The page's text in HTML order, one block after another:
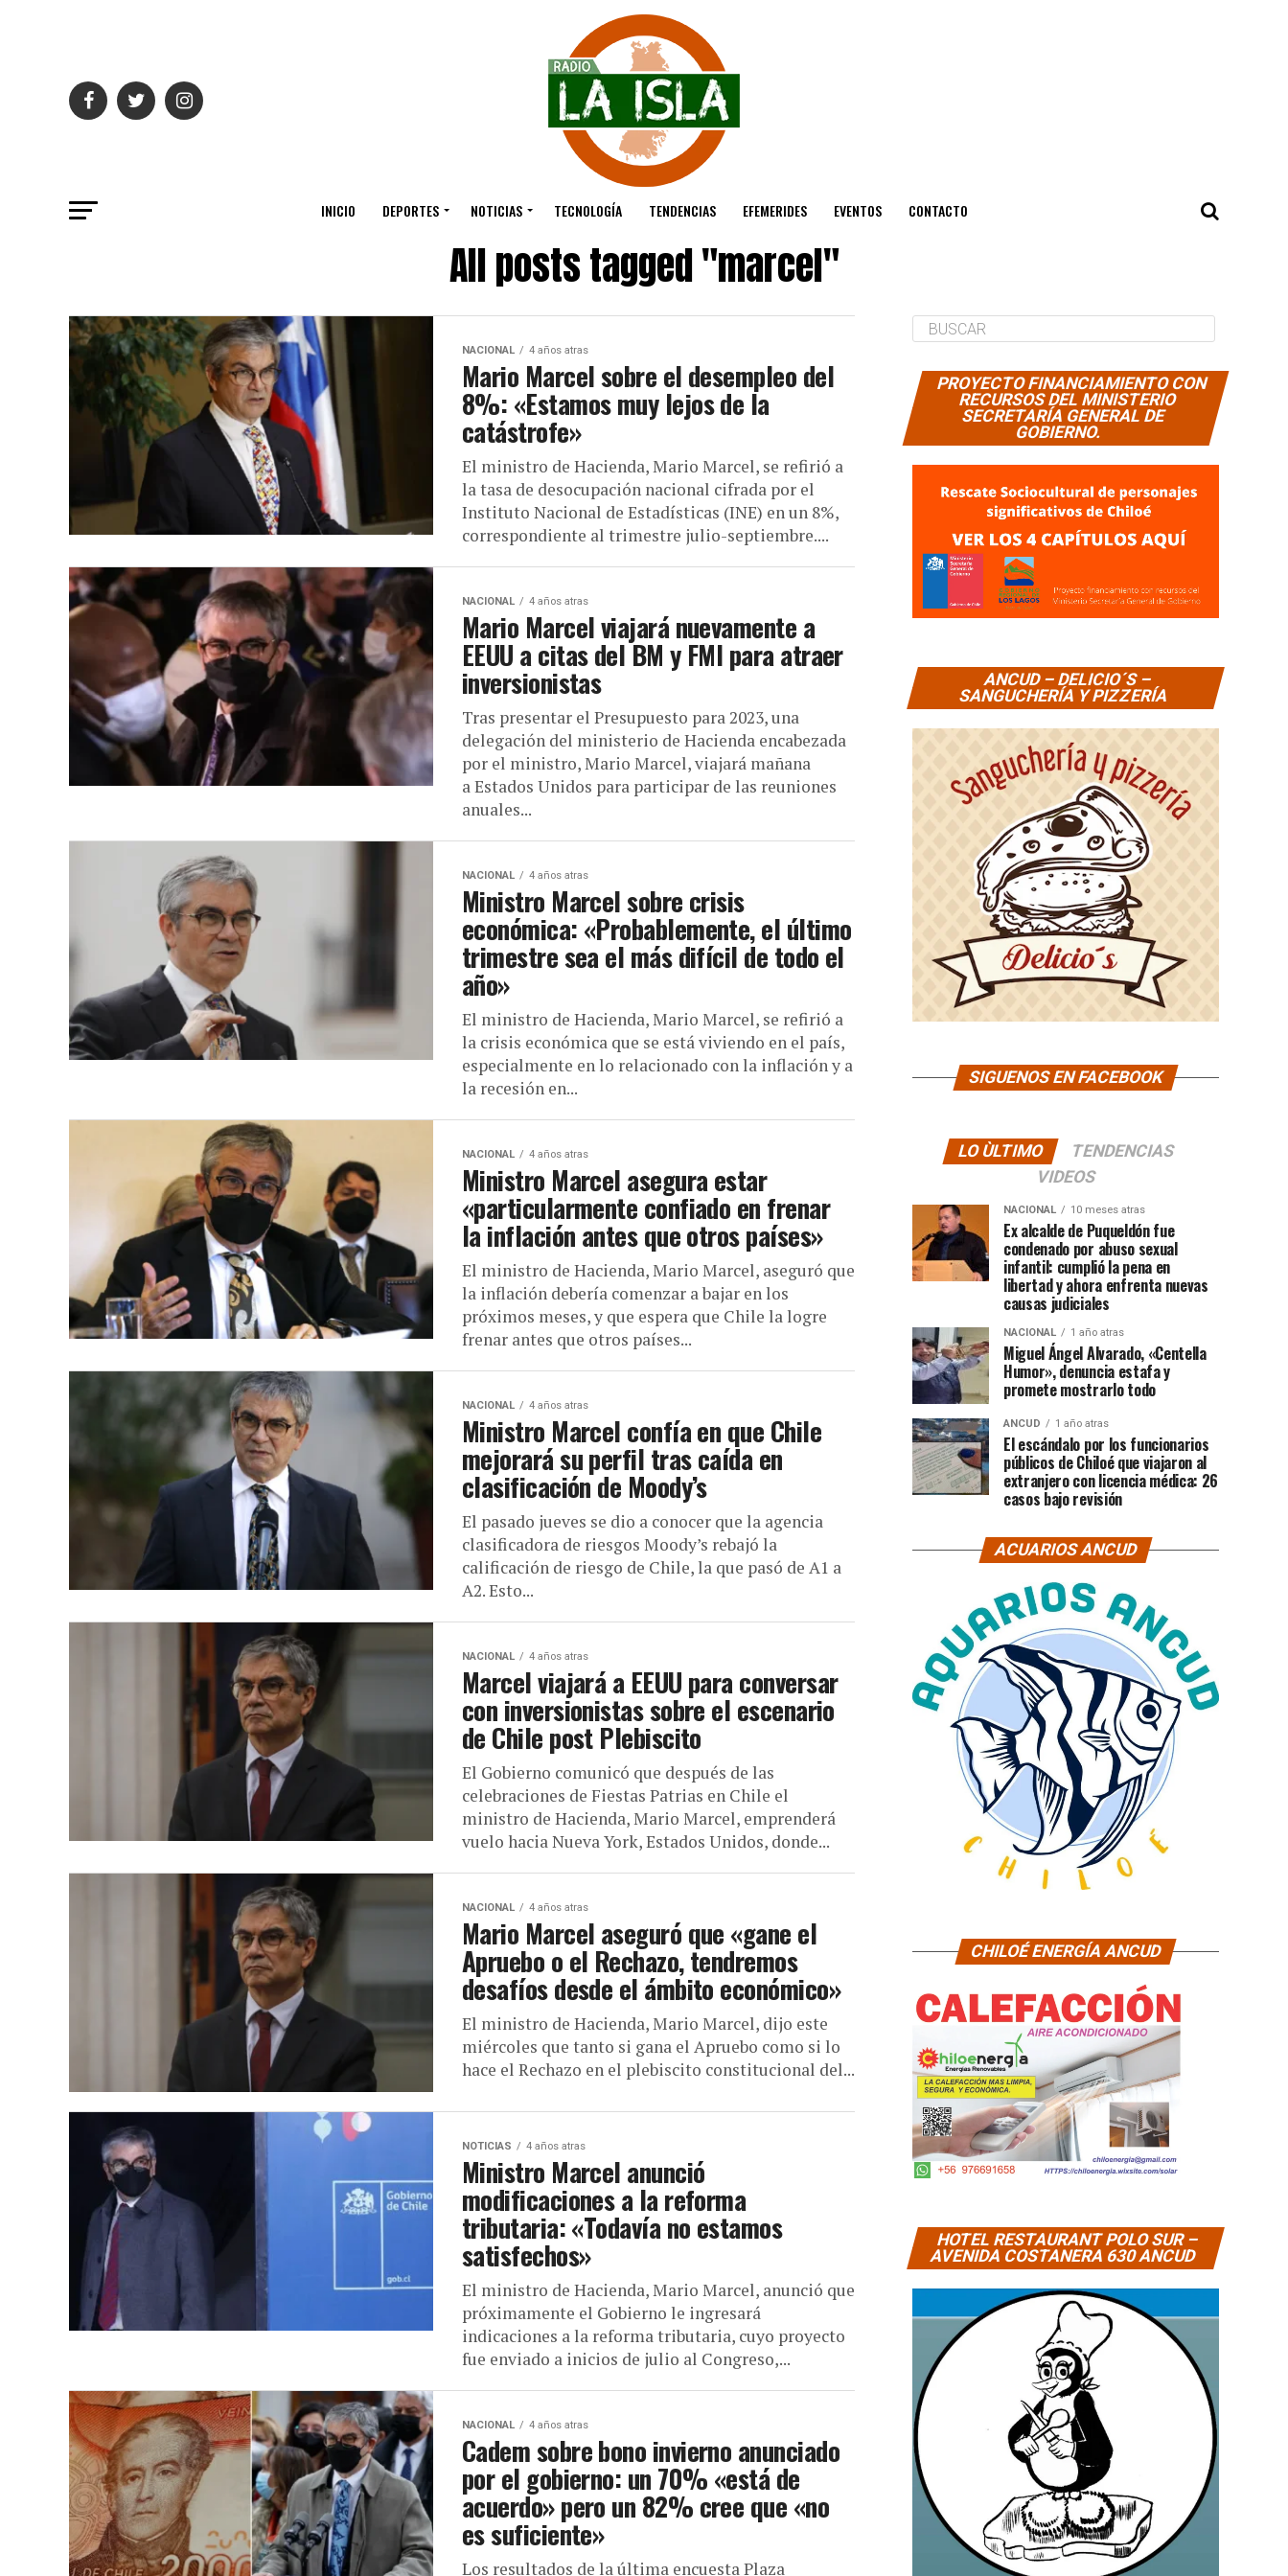
INICIO DEPORTES NOTICIAS TECNOLOGÍA TENDENCIAS EFEMERIDES EVENTOS CONTACTO
All posts tagged "marcel"
NACIONAL 4 años atras
Mario Marcel sobre el desempleo del
8%: «Estamos muy lejos de la
catástrofe»
El ministro de Hacienda, Mario Marcel, se refirió a
la tasa de desocupación nacional cifrada por el
Instituto Nacional de Estadísticas (INE) en un 8%,
correspondiente al trimestre julio-septiembre....
NACIONAL 4 años atras
Mario Marcel viajará nuevamente a
EEUU a citas del BM y FMI para atraer
inversionistas
Tras presentar el Presupuesto para 2023, una
delegación del ministerio de Hacienda encabezada
por el ministro, Mario Marcel, viajará mañana
a Estados Unidos para participar de las reuniones
anuales...
NACIONAL 4 años atras
Ministro Marcel sobre crisis
económica: «Probablemente, el último
trimestre sea el más difícil de todo el
año»
El ministro de Hacienda, Mario Marcel, se refirió a
la crisis económica que se está viviendo en el país,
especialmente en lo relacionado con la inflación y a
la recesión en...
NACIONAL 4 años atras
Ministro Marcel asegura estar
«particularmente confiado en frenar
la inflación antes que otros países»
El ministro de Hacienda, Mario Marcel, aseguró que
la inflación debería comenzar a bajar en los
próximos meses, y que espera que Chile la logre
frenar antes que otros países...
NACIONAL 4 años atras
Ministro Marcel confía en que Chile
mejorará su perfil tras caída en
clasificación de Moody’s
El pasado jueves se dio a conocer que la agencia
clasificadora de riesgos Moody’s rebajó la
calificación de riesgo de Chile, la que pasó de A1 a
A2. Esto...
NACIONAL 4 años atras
Marcel viajará a EEUU para conversar
con inversionistas sobre el escenario
de Chile post Plebiscito
El Gobierno comunicó que después de las
celebraciones de Fiestas Patrias en Chile el
ministro de Hacienda, Mario Marcel, emprenderá
vuelo hacia Nueva York, Estados Unidos, donde...
NACIONAL 4 años atras
Mario Marcel aseguró que «gane el
Apruebo o el Rechazo, tendremos
desafíos desde el ámbito económico»
El ministro de Hacienda, Mario Marcel, dijo este
miércoles que tanto si gana el Apruebo como si lo
hace el Rechazo en el plebiscito constitucional del...
NOTICIAS 4 años atras
Ministro Marcel anunció
modificaciones a la reforma
tributaria: «Todavía no estamos
satisfechos»
El ministro de Hacienda, Mario Marcel, anunció que
próximamente el Gobierno le ingresará
indicaciones a la reforma tributaria, cuyo proyecto
fue enviado a inicios de julio al Congreso,...
NACIONAL 4 años atras
Cadem sobre bono invierno anunciado
por el gobierno: un 70% «está de
acuerdo» pero un 82% cree que «no
es suficiente»
Los resultados de la última encuesta Plaza
PROYECTO FINANCIAMIENTO CON
RECURSOS DEL MINISTERIO
SECRETARÍA GENERAL DE
GOBIERNO.
ANCUD – DELICIO´S –
SANGUCHERÍA Y PIZZERÍA
SIGUENOS EN FACEBOOK
LO ÙLTIMO
TENDENCIAS
VIDEOS
NACIONAL 10 meses atras
Ex alcalde de Puqueldón fue
condenado por abuso sexual
infantil: cumplió la pena en
libertad y ahora enfrenta nuevas
causas judiciales
NACIONAL 1 año atras
Miguel Ángel Alvarado, «Centella
Humor», denuncia estafa y
promete mostrarlo todo
ANCUD 1 año atras
El escándalo por los funcionarios
públicos de Chiloé que viajaron al
extranjero con licencia médica: 26
casos bajo revisión
ACUARIOS ANCUD
CHILOÉ ENERGÍA ANCUD
HOTEL RESTAURANT POLO SUR –
AVENIDA COSTANERA 630 ANCUD